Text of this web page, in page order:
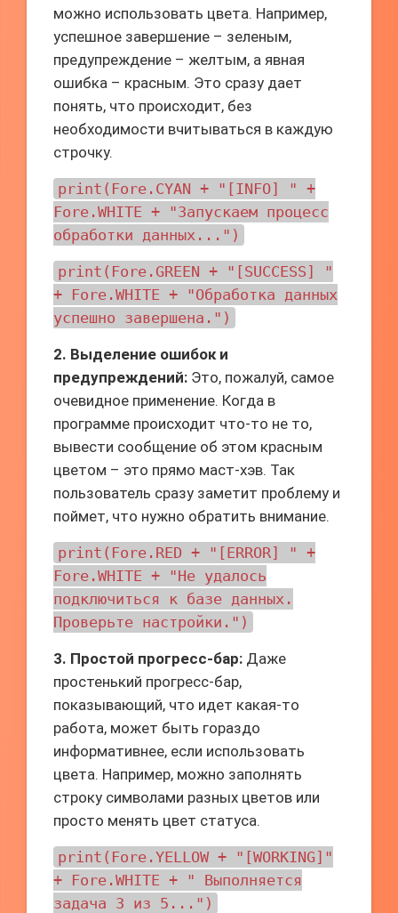
можно использовать цвета. Например,
успешное завершение – зеленым,
предупреждение – желтым, а явная
ошибка – красным. Это сразу дает
понять, что происходит, без
необходимости вчитываться в каждую
строчку.
print(Fore.CYAN + "[INFO] " +
Fore.WHITE + "Запускаем процесс
обработки данных...")
print(Fore.GREEN + "[SUCCESS] "
+ Fore.WHITE + "Обработка данных
успешно завершена.")
2. Выделение ошибок и
предупреждений: Это, пожалуй, самое
очевидное применение. Когда в
программе происходит что-то не то,
вывести сообщение об этом красным
цветом – это прямо маст-хэв. Так
пользователь сразу заметит проблему и
поймет, что нужно обратить внимание.
print(Fore.RED + "[ERROR] " +
Fore.WHITE + "Не удалось
подключиться к базе данных.
Проверьте настройки.")
3. Простой прогресс-бар: Даже
простенький прогресс-бар,
показывающий, что идет какая-то
работа, может быть гораздо
информативнее, если использовать
цвета. Например, можно заполнять
строку символами разных цветов или
просто менять цвет статуса.
print(Fore.YELLOW + "[WORKING]"
+ Fore.WHITE + " Выполняется
задача 3 из 5...")